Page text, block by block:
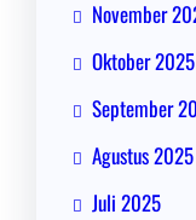
November
Oktober 2025
September
Agustus 2025
Juli 2025